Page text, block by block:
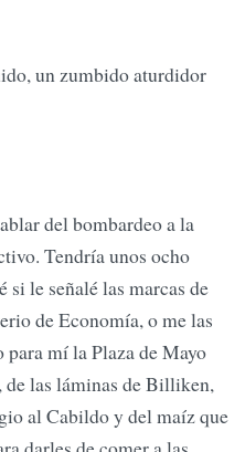
un zumbido aturdidor
del bombardeo a la
Tendría unos ocho
si le señalé las marcas de
de Economía, o me las
para mí la Plaza de Mayo
de las láminas de Billiken,
al Cabildo y del maíz que